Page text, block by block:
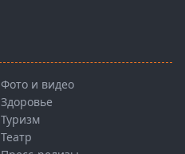
Фото и видео
Здоровье
Туризм
Театр